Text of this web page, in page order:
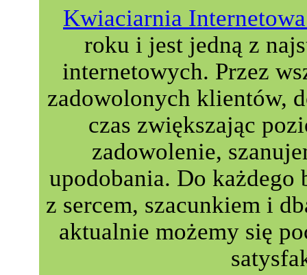
Kwiaciarnia
roku i jest jedną z
internetowych. Przez
zadowolonych klientów,
czas zwiększając
zadowolenie,
upodobania. Do
z sercem, szacunkiem i
aktualnie możemy się